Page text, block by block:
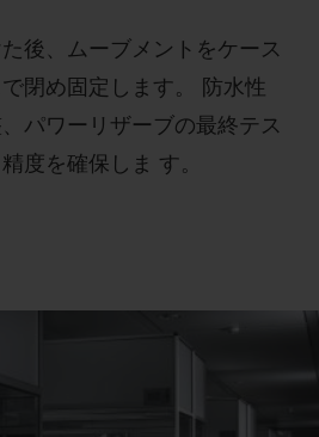
後、ムーブメントをケース
閉め固定します。 防水性
パワーリザーブの最終テス
度を確保しま す。